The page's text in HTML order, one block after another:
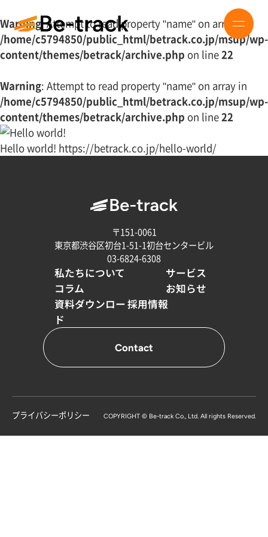
Warning: Attempt to read property "name" on array in
/home/c5794850/public_html/betrack.co.jp/msup/wp-
content/themes/betrack/archive.php on line22
Warning: Attempt to read property "name" on array in
/home/c5794850/public_html/betrack.co.jp/msup/wp-
content/themes/betrack/archive.php on line22
Hello world! https://betrack.co.jp/hello-world/
〒151-0061
東京都渋谷区初台1-51-1初台センタービル
03-6824-6308
私たちについて
サービス
コラム
お知らせ
資料ダウンロー
ド
採用情報
Contact
プライバシーポリシー COPYRIGHT © Be-track Co., Ltd. All rights Reserved.